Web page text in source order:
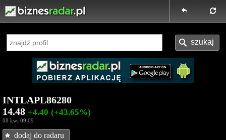
INTLAPL86280
14.48 +4.40 (+43.65%)
08 kwi 09:09
dodaj do radaru